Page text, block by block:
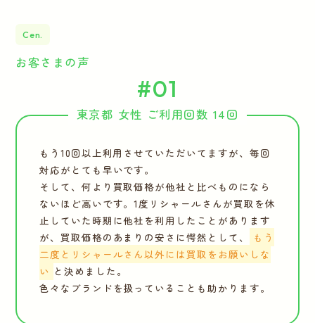
Cen.
お客さまの声
#01
東京都 女性 ご利用回数 14回
もう10回以上利用させていただいてますが、毎回
対応がとても早いです。
そして、何より買取価格が他社と比べものになら
ないほど高いです。1度リシャールさんが買取を休
止していた時期に他社を利用したことがあります
が、買取価格のあまりの安さに愕然として、
もう
二度とリシャールさん以外には買取をお願いしな
い と決めました。
色々なブランドを扱っていることも助かります。